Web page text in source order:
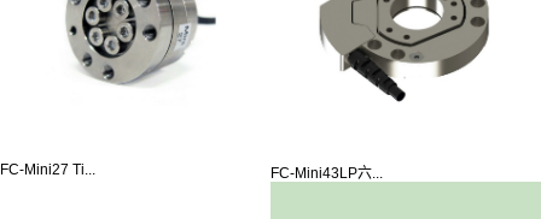
FC-Mini27 Ti... FC-Mini43LP六...